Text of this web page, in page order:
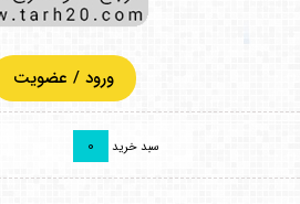
ورود / عضویت
سبد خرید 0